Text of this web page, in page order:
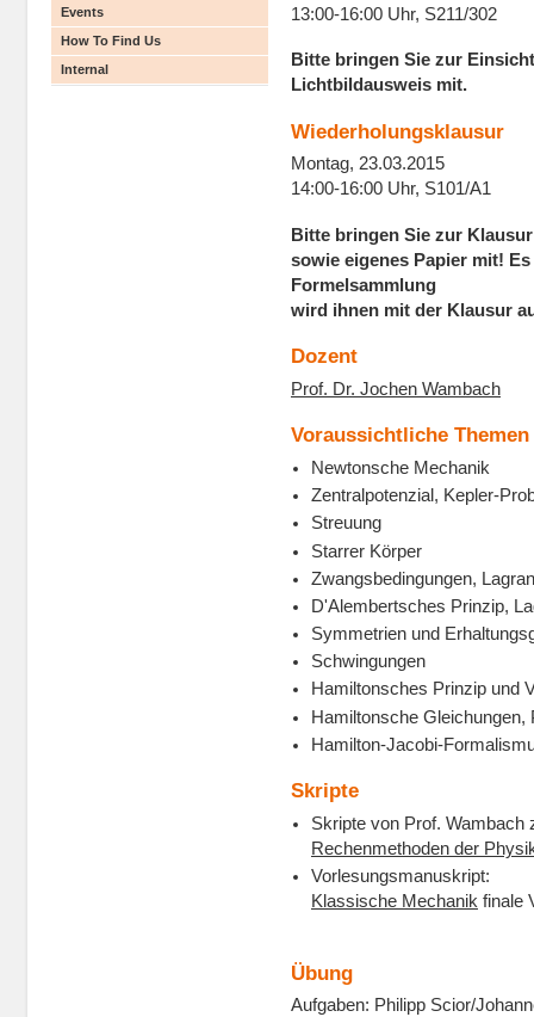
Events
How To Find Us
Internal
13:00-16:00 Uhr, S211/302
Bitte bringen Sie zur
Lichtbildausweis mit.
Wiederholungsklausur
Montag, 23.03.2015
14:00-16:00 Uhr, S101/A1
Bitte bringen Sie zur
sowie eigenes Papier mit!
Formelsammlung
wird ihnen mit der Klausur
Dozent
Prof. Dr. Jochen Wambach
Voraussichtliche Themen
Newtonsche Mechanik
Zentralpotenzial, Kepler-
Streuung
Starrer Körper
Zwangsbedingungen,
D'Alembertsches Prinzip,
Symmetrien und
Schwingungen
Hamiltonsches Prinzip und
Hamiltonsche Gleichungen,
Hamilton-Jacobi-
Skripte
Skripte von Prof. Wambach
Rechenmethoden der
Vorlesungsmanuskript:
Klassische Mechanik finale
Übung
Aufgaben: Philipp Scior/